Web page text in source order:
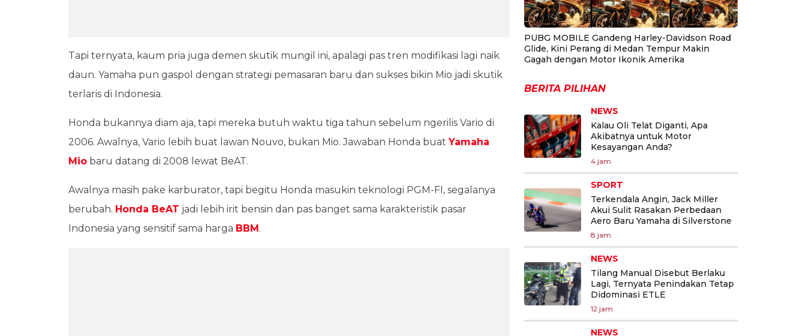
Tapi ternyata, kaum pria juga demen skutik mungil ini, apalagi pas tren modifikasi lagi naik
daun. Yamaha pun gaspol dengan strategi pemasaran baru dan sukses bikin Mio jadi skutik
terlaris di Indonesia.
Honda bukannya diam aja, tapi mereka butuh waktu tiga tahun sebelum ngerilis Vario di
2006. Awalnya, Vario lebih buat lawan Nouvo, bukan Mio. Jawaban Honda buatYamaha
Mio baru datang di 2008 lewat BeAT.
Awalnya masih pake karburator, tapi begitu Honda masukin teknologi PGM-FI, segalanya
berubah. Honda BeAT jadi lebih irit bensin dan pas banget sama karakteristik pasar
Indonesia yang sensitif sama harga BBM.
PUBG MOBILE Gandeng Harley-Davidson Road
Glide, Kini Perang di Medan Tempur Makin
Gagah dengan Motor Ikonik Amerika
BERITA PILIHAN
NEWS
Kalau Oli Telat Diganti, Apa
Akibatnya untuk Motor
Kesayangan Anda?
4 jam
SPORT
Terkendala Angin, Jack Miller
Akui Sulit Rasakan Perbedaan
Aero Baru Yamaha di Silverstone
8 jam
NEWS
Tilang Manual Disebut Berlaku
Lagi, Ternyata Penindakan Tetap
Didominasi ETLE
12 jam
NEWS